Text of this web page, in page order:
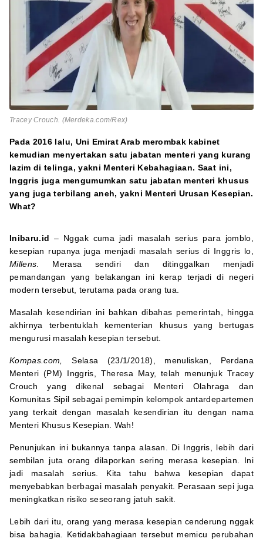
Tracey Crouch. (Merdeka.com/Rex)
Pada 2016 lalu, Uni Emirat Arab merombak kabinet
kemudian menyertakan satu jabatan menteri yang kurang
lazim di telinga, yakni Menteri Kebahagiaan. Saat ini,
Inggris juga mengumumkan satu jabatan menteri khusus
yang juga terbilang aneh, yakni Menteri Urusan Kesepian.
What?
Inibaru.id – Nggak cuma jadi masalah serius para jomblo,
kesepian rupanya juga menjadi masalah serius di Inggris lo,
Millens . Merasa sendiri dan ditinggalkan menjadi
pemandangan yang belakangan ini kerap terjadi di negeri
modern tersebut, terutama pada orang tua.
Masalah kesendirian ini bahkan dibahas pemerintah, hingga
akhirnya terbentuklah kementerian khusus yang bertugas
mengurusi masalah kesepian tersebut.
Kompas.com,Selasa (23/1/2018), menuliskan, Perdana
Menteri (PM) Inggris, Theresa May, telah menunjuk Tracey
Crouch yang dikenal sebagai Menteri Olahraga dan
Komunitas Sipil sebagai pemimpin kelompok antardepartemen
yang terkait dengan masalah kesendirian itu dengan nama
Menteri Khusus Kesepian. Wah!
Penunjukan ini bukannya tanpa alasan. Di Inggris, lebih dari
sembilan juta orang dilaporkan sering merasa kesepian. Ini
jadi masalah serius. Kita tahu bahwa kesepian dapat
menyebabkan berbagai masalah penyakit. Perasaan sepi juga
meningkatkan risiko seseorang jatuh sakit.
Lebih dari itu, orang yang merasa kesepian cenderung nggak
bisa bahagia. Ketidakbahagiaan tersebut memicu perubahan